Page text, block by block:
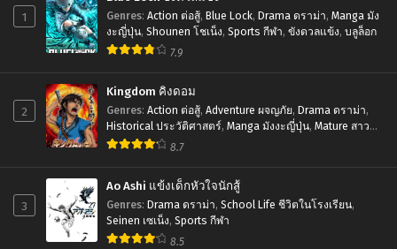
ธันวาคม 3, 2023 ธันวาคม 3, 2023
Chapter 106
Chapter 104
ธันวาคม 3, 2023
Chapter 103
ธันวาคม 3, 2023
ธันวาคม 3, 2023 ธันวาคม 3, 2023
Chapter 100
ธันวาคม 3, 2023
Chapter 99
สุด
ยอด
ไบ
โอ
พากย์
ไทย
wo
Te
Ireta
Kawari
Onna
Narimashita
1 Genres: Action ต่อสู้, Blue Lock, Drama ดราม่า, Manga มัง
งะญี่ปุ่น, Shounen โชเน็ง, Sports กีฬา, ขังดวลแข้ง, บลูล็อก
7.9
2
Kingdom คิงดอม
Genres: Action ต่อสู้, Adventure ผจญภัย, Drama ดราม่า,
Historical ประวัติศาสตร์, Manga มังงะญี่ปุ่น, Mature สาว
ใหญ่,Seinen เซเน็ง
8.7
3
Ao Ashi แข้งเด็กหัวใจนักสู้
Genres: Drama ดราม่า, School Life ชีวิตในโรงเรียน,
Seinen เซเน็ง, Sports กีฬา
8.5